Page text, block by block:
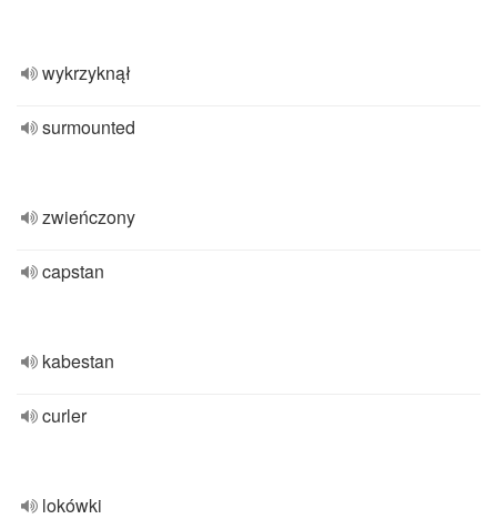
wykrzyknął
surmounted
zwieńczony
capstan
kabestan
curler
lokówki